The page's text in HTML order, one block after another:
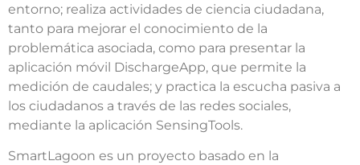
entorno; realiza actividades de ciencia ciudadana,
tanto para mejorar el conocimiento de la
problemática asociada, como para presentar la
aplicación móvil DischargeApp, que permite la
medición de caudales; y practica la escucha pasiva a
los ciudadanos a través de las redes sociales,
mediante la aplicación SensingTools.
SmartLagoon es un proyecto basado en la